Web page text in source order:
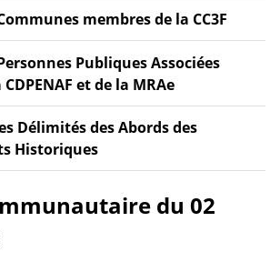
membres de la CC3F
Publiques Associées
CDPENAF et de la MRAe
Délimités des Abords des
Historiques
du 02